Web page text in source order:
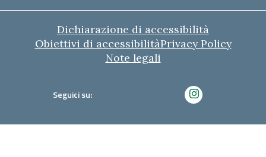
Dichiarazione di accessibilità
Obiettivi di accessibilitàPrivacy Policy
Note legali
Seguici su: